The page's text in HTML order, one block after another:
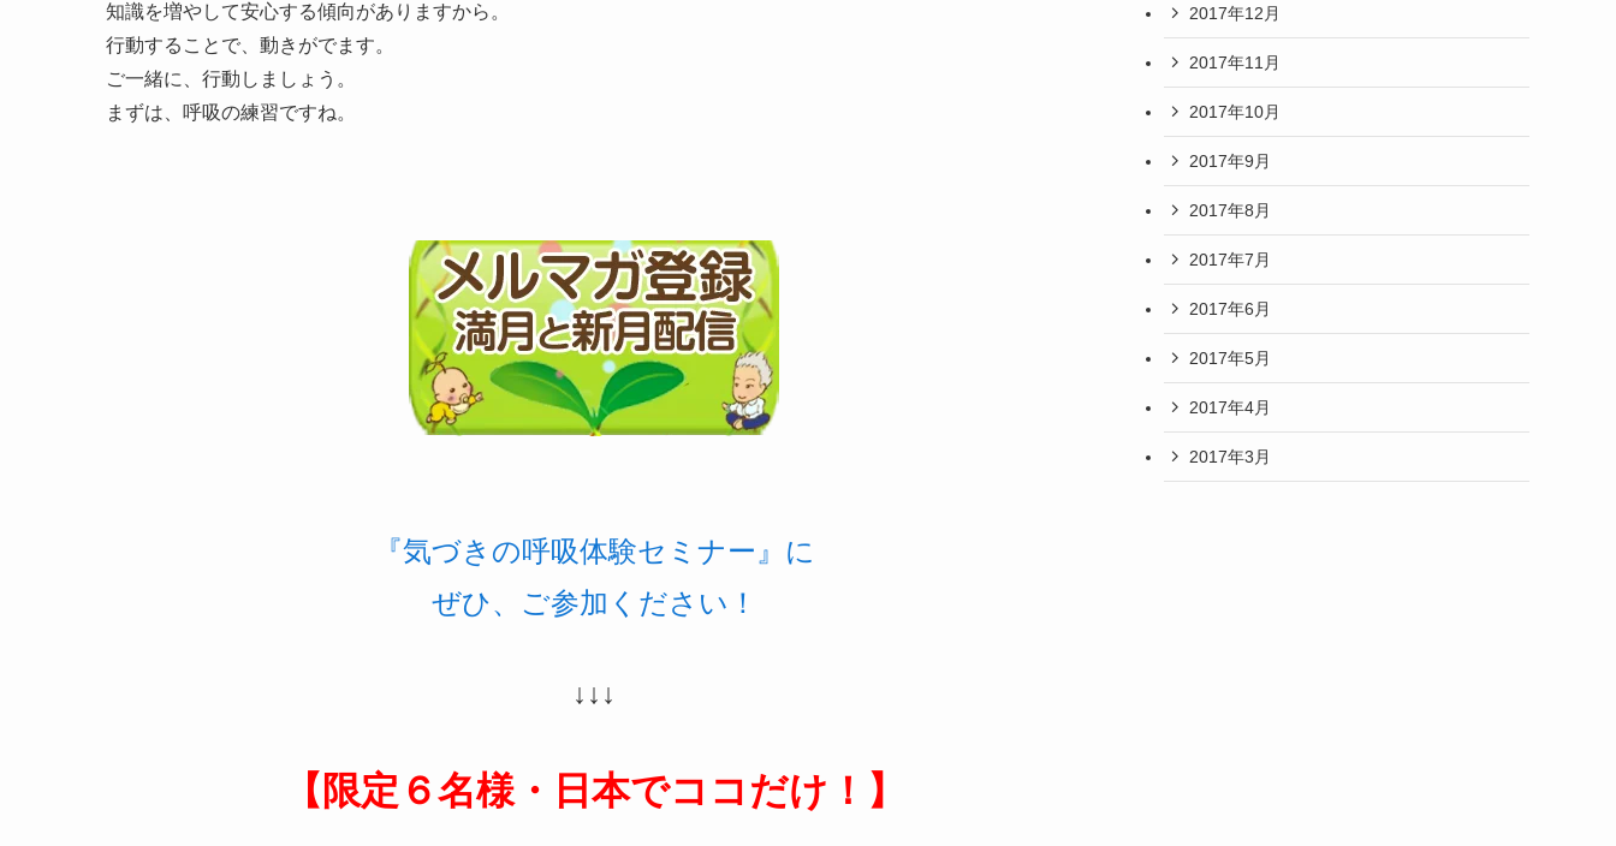
知識を増やして安心する傾向がありますから。
行動することで、動きがでます。
ご一緒に、行動しましょう。
まずは、呼吸の練習ですね。
『気づきの呼吸体験セミナー』に
ぜひ、ご参加ください！
↓↓↓
【限定６名様・日本でココだけ！】
2017年12月
2017年11月
2017年10月
2017年9月
2017年8月
2017年7月
2017年6月
2017年5月
2017年4月
2017年3月